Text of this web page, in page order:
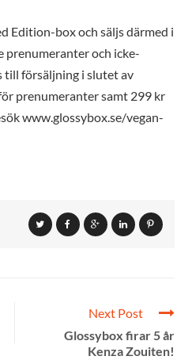
Edition-box och säljs därmed i
prenumeranter och icke-
till försäljning i slutet av
prenumeranter samt 299 kr
www.glossybox.se/vegan-
Next Post
Glossybox firar 5 år
Kenza Zouiten!